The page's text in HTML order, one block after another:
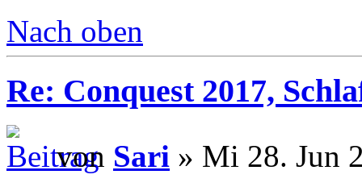
Nach oben
Re: Conquest 2017,
von Sari » Mi 28. Jun